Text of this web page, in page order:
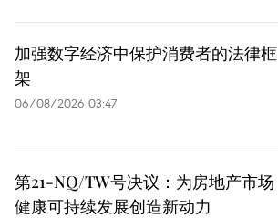
加强数字经济中保护消费者的法律框
架
06/08/2026 03:47
第21-NQ/TW号决议：为房地产市场
健康可持续发展创造新动力